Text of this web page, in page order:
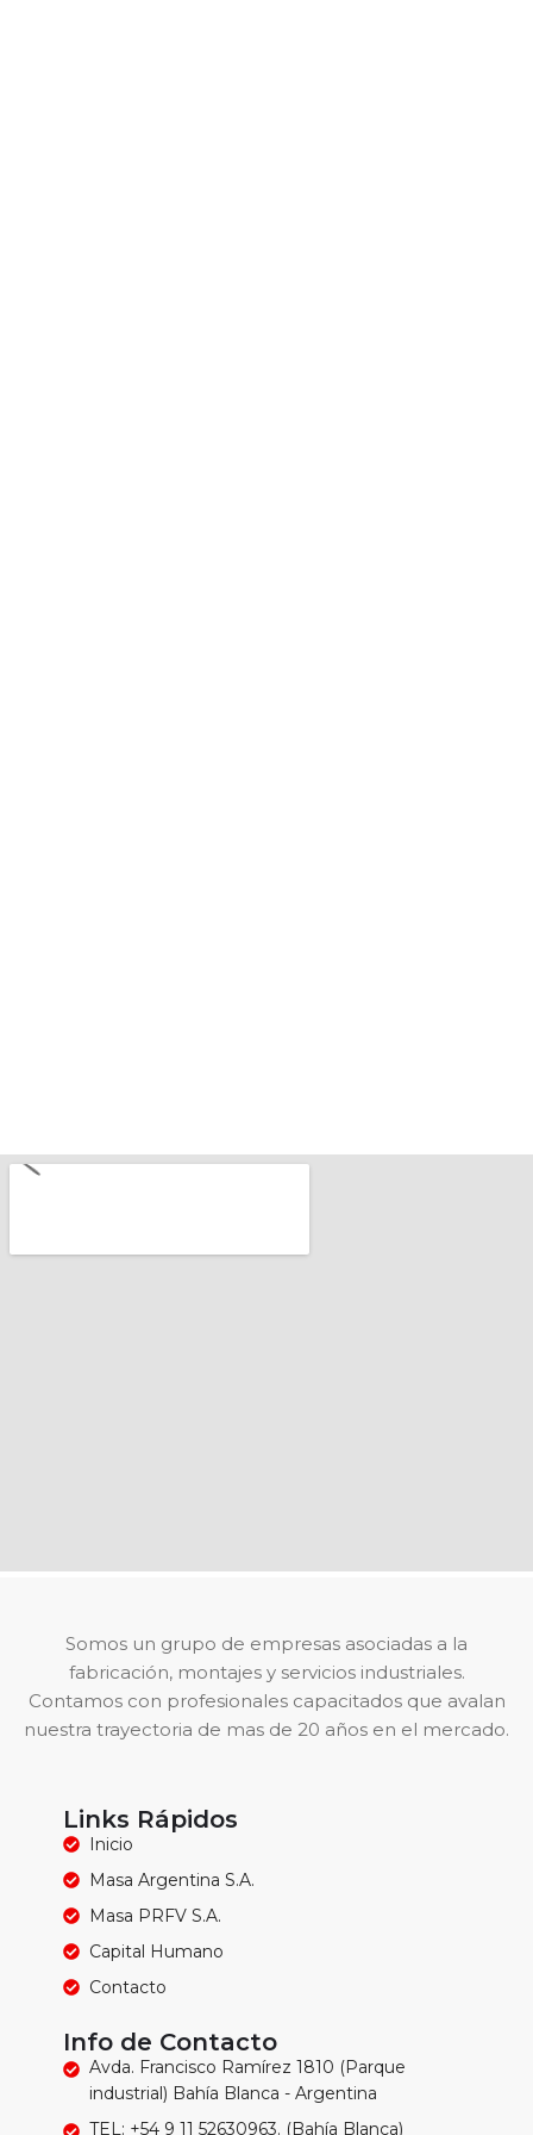
Somos un grupo de empresas asociadas a la
fabricación, montajes y servicios industriales.
Contamos con profesionales capacitados que avalan
nuestra trayectoria de mas de 20 años en el mercado.
Links Rápidos
Inicio
Masa Argentina S.A.
Masa PRFV S.A.
Capital Humano
Contacto
Info de Contacto
Avda. Francisco Ramírez 1810 (Parque
industrial) Bahía Blanca - Argentina
TEL: +54 9 11 52630963. (Bahía Blanca)